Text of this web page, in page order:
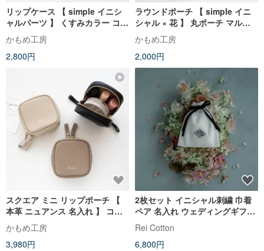
リップケース 【 simple イニシ
ャルパーツ 】 くすみカラー コス
メポーチ リップポーチ カードケ
ース 名入れ無料 HE12U
かもめ工房
2,800円
ラウンドポーチ 【 simple イニ
シャル × 花 】 丸ポーチ マルチ
ポーチ コインケース 小銭入れ 小
物入れ ミニ財布 HE18U
かもめ工房
2,000円
スクエア ミニ リップポーチ 【
本革 ニュアンス 名入れ 】 コス
メ ポーチ 化粧ポーチ リップケー
ス 小物入れ ニュアンスカラー 文
字入れ HR61U
かもめ工房
3,980円
2枚セット イニシャル刺繍 巾着
ペア 名入れ ウェディングギフト
コスメポーチ 小物入れ 結婚式 新
郎新婦 結婚準備 ウェディングパ
ーティー 贈り物
Rei Cotton
6,800円